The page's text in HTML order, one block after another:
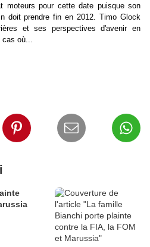
moteurs pour cette date puisque son
doit prendre fin en 2012. Timo Glock
et ses perspectives d'avenir en
cas où...